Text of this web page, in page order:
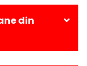
din